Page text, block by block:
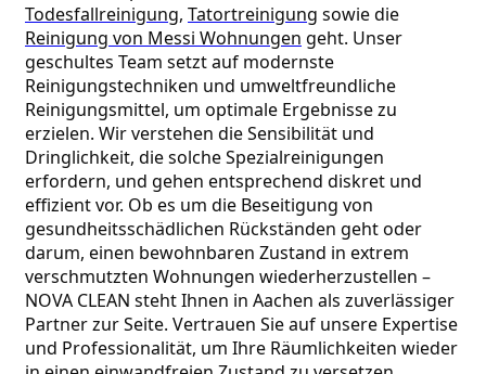
Todesfallreinigung, Tatortreinigung
Reinigung von Messi Wohnungen geht. Unser
geschultes Team setzt auf modernste
Reinigungstechniken und umweltfreundliche
Reinigungsmittel, um optimale Ergebnisse zu
erzielen. Wir verstehen die Sensibilität und
Dringlichkeit, die solche Spezialreinigungen
erfordern, und gehen entsprechend diskret und
effizient vor. Ob es um die Beseitigung von
gesundheitsschädlichen Rückständen geht oder
darum, einen bewohnbaren Zustand in extrem
verschmutzten Wohnungen wiederherzustellen –
NOVA CLEAN steht Ihnen in Aachen als zuverlässiger
Partner zur Seite. Vertrauen Sie auf unsere Expertise
und Professionalität, um Ihre Räumlichkeiten wieder